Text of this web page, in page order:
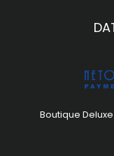
Boutique Deluxe